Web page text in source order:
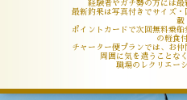
経験者やガチ勢の方には最
最新釣果は写真付きでサイズ
載
ポイントカードで次回無料乗
の軽食
チャーター便プランでは、お
周囲に気を遣うことな
職場のレクリエー